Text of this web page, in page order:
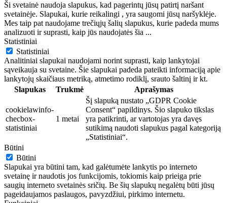
Ši svetainė naudoja slapukus, kad pagerintų jūsų patirtį naršant
svetainėje. Slapukai, kurie reikalingi , yra saugomi jūsų naršyklėje.
Mes taip pat naudojame trečiųjų šalių slapukus, kurie padeda mums
analizuoti ir suprasti, kaip jūs naudojatės šia ...
Statistiniai
Statistiniai
Analitiniai slapukai naudojami norint suprasti, kaip lankytojai
sąveikauja su svetaine. Šie slapukai padeda pateikti informaciją apie
lankytojų skaičiaus metriką, atmetimo rodiklį, srauto šaltinį ir kt.
Slapukas
Trukmė Aprašymas
cookielawinfo-
checbox-
statistiniai
1 metai
Šį slapuką nustato „GDPR Cookie
Consent“ papildinys. Šio slapuko tikslas
yra patikrinti, ar vartotojas yra davęs
sutikimą naudoti slapukus pagal kategoriją
„Statistiniai“.
Būtini
Būtini
Slapukai yra būtini tam, kad galėtumėte lankytis po interneto
svetainę ir naudotis jos funkcijomis, tokiomis kaip prieiga prie
saugių interneto svetainės sričių. Be šių slapukų negalėtų būti jūsų
pageidaujamos paslaugos, pavyzdžiui, pirkimo internetu.